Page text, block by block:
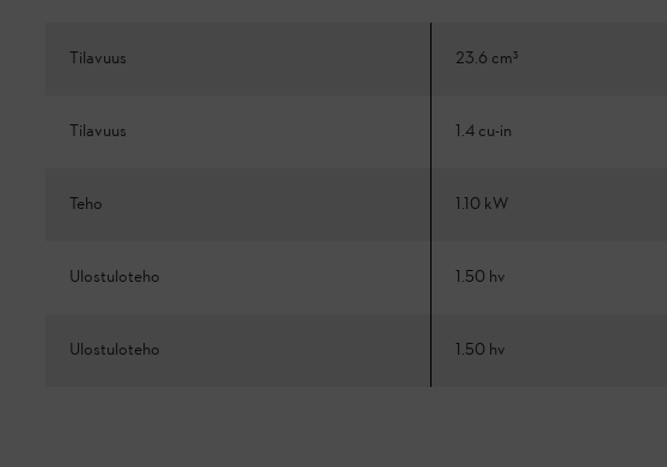
Tilavuus 23.6 cm³
Tilavuus 1.4 cu-in
Teho 1.10 kW
Ulostuloteho 1.50 hv
Ulostuloteho 1.50 hv